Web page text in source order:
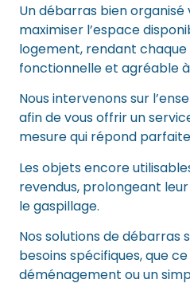
Un débarras bien
maximiser l’espace
logement, rendant
fonctionnelle et agréable
Nous intervenons sur
afin de vous offrir un
mesure qui répond
Les objets encore
revendus, prolongeant
le gaspillage.
Nos solutions de débarras
besoins spécifiques, que
déménagement ou un